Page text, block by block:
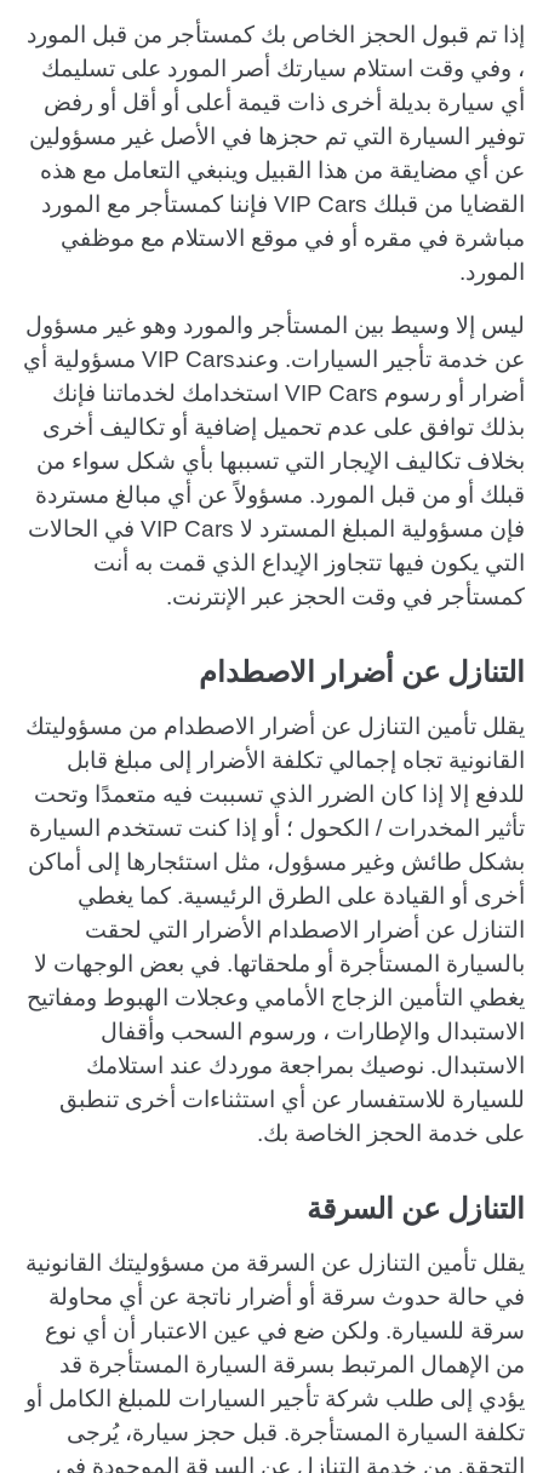
إذا تم قبول الحجز الخاص بك كمستأجر من قبل المورد
، وفي وقت استلام سيارتك أصر المورد على تسليمك
أي سيارة بديلة أخرى ذات قيمة أعلى أو أقل أو رفض
توفير السيارة التي تم حجزها في الأصل غير مسؤولين
عن أي مضايقة من هذا القبيل وينبغي التعامل مع هذه
القضايا من قبلك VIP Cars فإننا كمستأجر مع المورد
مباشرة في مقره أو في موقع الاستلام مع موظفي
المورد.
ليس إلا وسيط بين المستأجر والمورد وهو غير مسؤول
عن خدمة تأجير السيارات. وعندVIP Cars مسؤولية أي
أضرار أو رسوم VIP Cars استخدامك لخدماتنا فإنك
بذلك توافق على عدم تحميل إضافية أو تكاليف أخرى
بخلاف تكاليف الإيجار التي تسببها بأي شكل سواء من
قبلك أو من قبل المورد. مسؤولاً عن أي مبالغ مستردة
فإن مسؤولية المبلغ المسترد لا VIP Cars في الحالات
التي يكون فيها تتجاوز الإيداع الذي قمت به أنت
كمستأجر في وقت الحجز عبر الإنترنت.
التنازل عن أضرار الاصطدام
يقلل تأمين التنازل عن أضرار الاصطدام من مسؤوليتك
القانونية تجاه إجمالي تكلفة الأضرار إلى مبلغ قابل
للدفع إلا إذا كان الضرر الذي تسببت فيه متعمدًا وتحت
تأثير المخدرات / الكحول ؛ أو إذا كنت تستخدم السيارة
بشكل طائش وغير مسؤول، مثل استئجارها إلى أماكن
أخرى أو القيادة على الطرق الرئيسية. كما يغطي
التنازل عن أضرار الاصطدام الأضرار التي لحقت
بالسيارة المستأجرة أو ملحقاتها. في بعض الوجهات لا
يغطي التأمين الزجاج الأمامي وعجلات الهبوط ومفاتيح
الاستبدال والإطارات ، ورسوم السحب وأقفال
الاستبدال. نوصيك بمراجعة موردك عند استلامك
للسيارة للاستفسار عن أي استثناءات أخرى تنطبق
على خدمة الحجز الخاصة بك.
التنازل عن السرقة
يقلل تأمين التنازل عن السرقة من مسؤوليتك القانونية
في حالة حدوث سرقة أو أضرار ناتجة عن أي محاولة
سرقة للسيارة. ولكن ضع في عين الاعتبار أن أي نوع
من الإهمال المرتبط بسرقة السيارة المستأجرة قد
يؤدي إلى طلب شركة تأجير السيارات للمبلغ الكامل أو
تكلفة السيارة المستأجرة. قبل حجز سيارة، يُرجى
التحقق من خدمة التنازل عن السرقة الموجودة في